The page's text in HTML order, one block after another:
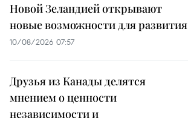
Новой Зеландией открывают
новые возможности для развития
10/08/2026 07:57
Друзья из Канады делятся
мнением о ценности
независимости и